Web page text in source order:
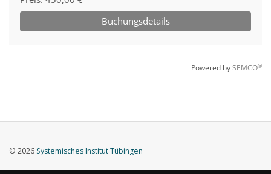
© 2026 Systemisches Institut Tübingen